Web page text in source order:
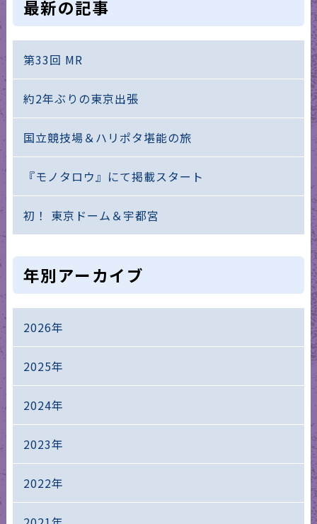
最新の記事
第33回 MR
約2年ぶりの東京出張
国立競技場＆ハリポタ堪能の旅
『モノタロウ』にて掲載スタート
初！ 東京ドーム＆宇都宮
年別アーカイブ
2026年
2025年
2024年
2023年
2022年